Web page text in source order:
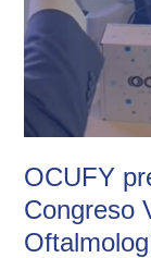
OCUFY
Congreso
Congreso
Venezolano
de
Oftalmología